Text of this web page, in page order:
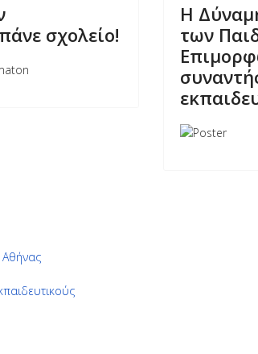
σχολείο!
H
των
Αθήνας